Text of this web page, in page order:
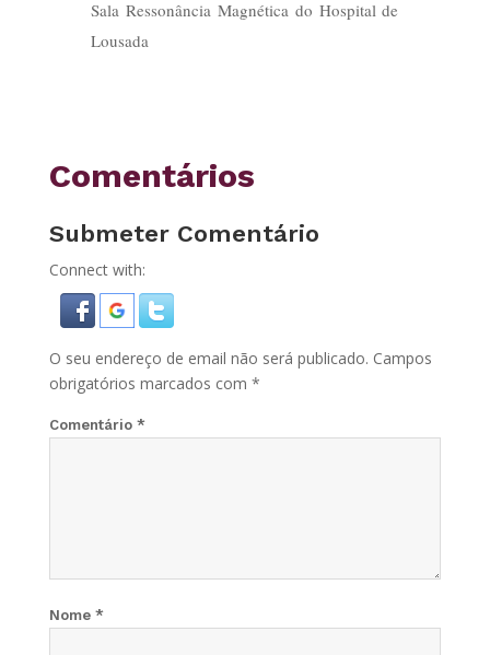
Sala Ressonância Magnética do Hospital de
Lousada
Comentários
Submeter Comentário
Connect with:
O seu endereço de email não será publicado. Campos
obrigatórios marcados com *
Comentário *
Nome *